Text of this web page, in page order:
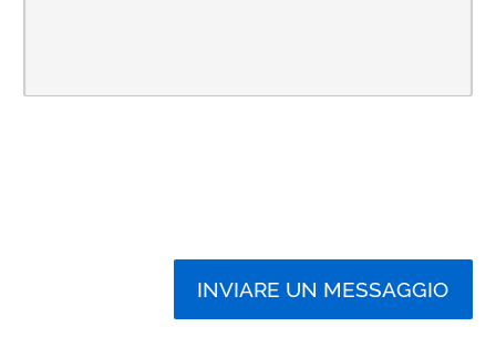
INVIARE UN MESSAGGIO